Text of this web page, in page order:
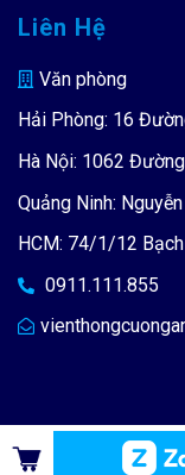
Liên Hệ
Văn phòng
Hải Phòng: 16
Hà Nội: 1062
Quảng Ninh:
HCM: 74/1/12 Bạch
0911.111.855
Copyright